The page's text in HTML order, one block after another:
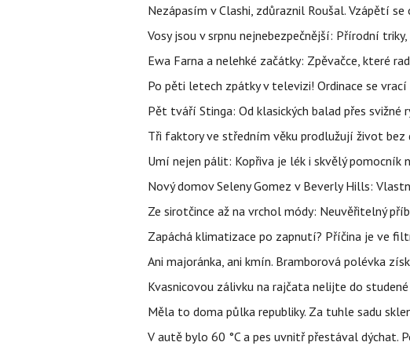
Nezápasím v Clashi, zdůraznil Roušal. Vzápětí se
Vosy jsou v srpnu nejnebezpečnější: Přírodní
Ewa Farna a nelehké začátky: Zpěvačce, které
Po pěti letech zpátky v televizi! Ordinace se
Pět tváří Stinga: Od klasických balad přes
Tři faktory ve středním věku prodlužují život
Umí nejen pálit: Kopřiva je lék i skvělý pomocník
Nový domov Seleny Gomez v Beverly Hills:
Ze sirotčince až na vrchol módy: Neuvěřitelný
Zapáchá klimatizace po zapnutí? Příčina je ve
Ani majoránka, ani kmín. Bramborová polévka
Kvasnicovou zálivku na rajčata nelijte do
Měla to doma půlka republiky. Za tuhle sadu
V autě bylo 60 °C a pes uvnitř přestával